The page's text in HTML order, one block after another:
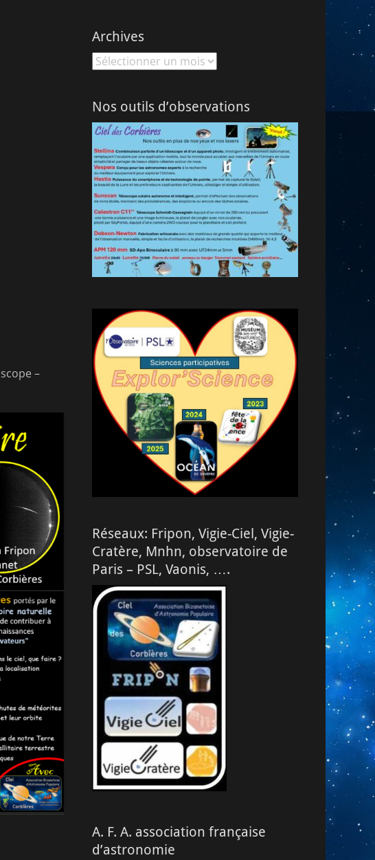
–
Archives
Archives
Nos outils d’observations
Réseaux: Fripon, Vigie-Ciel, Vigie-
Cratère, Mnhn, observatoire de
Paris – PSL, Vaonis, ….
A. F. A. association française
d’astronomie